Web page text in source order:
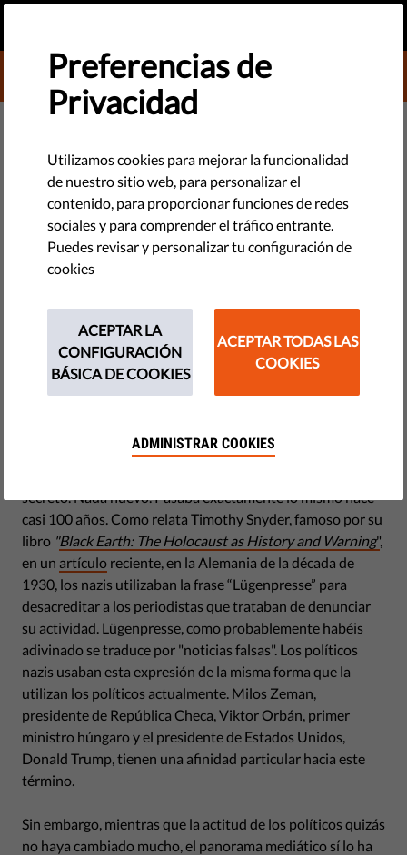
DONATE TO LIBERTIES
TECNOLOGÍA Y DERECHOS
Sin libertad de prensa no hay
esperanza para la libertad
A pesar de que la actitud de los autoritarios no ha cambiado
mucho a lo largo del tiempo, el panorama mediático sí lo ha
nunca.
by Eva Simon
noviembre 06, 2018
que estos llaman la atención sobre sus mentiras,
secreto. Nada nuevo. Pasaba exactamente lo mismo hace
casi 100 años. Como relata Timothy Snyder, famoso por su
libro "Black Earth: The Holocaust as History and Warning",
en un artículo reciente, en la Alemania de la década de
1930, los nazis utilizaban la frase “Lügenpresse” para
desacreditar a los periodistas que trataban de denunciar
su actividad. Lügenpresse, como probablemente habéis
adivinado se traduce por "noticias falsas". Los políticos
nazis usaban esta expresión de la misma forma que la
utilizan los políticos actualmente. Milos Zeman,
presidente de República Checa, Viktor Orbán, primer
ministro húngaro y el presidente de Estados Unidos,
Donald Trump, tienen una afinidad particular hacia este
término.
Sin embargo, mientras que la actitud de los políticos quizás
no haya cambiado mucho, el panorama mediático sí lo ha
Preferencias de
Privacidad
Utilizamos cookies para mejorar la funcionalidad
de nuestro sitio web, para personalizar el
contenido, para proporcionar funciones de redes
sociales y para comprender el tráfico entrante.
Puedes revisar y personalizar tu configuración de
cookies
ACEPTAR LA
CONFIGURACIÓN
BÁSICA DE COOKIES
ACEPTAR TODAS LAS
COOKIES
ADMINISTRAR COOKIES